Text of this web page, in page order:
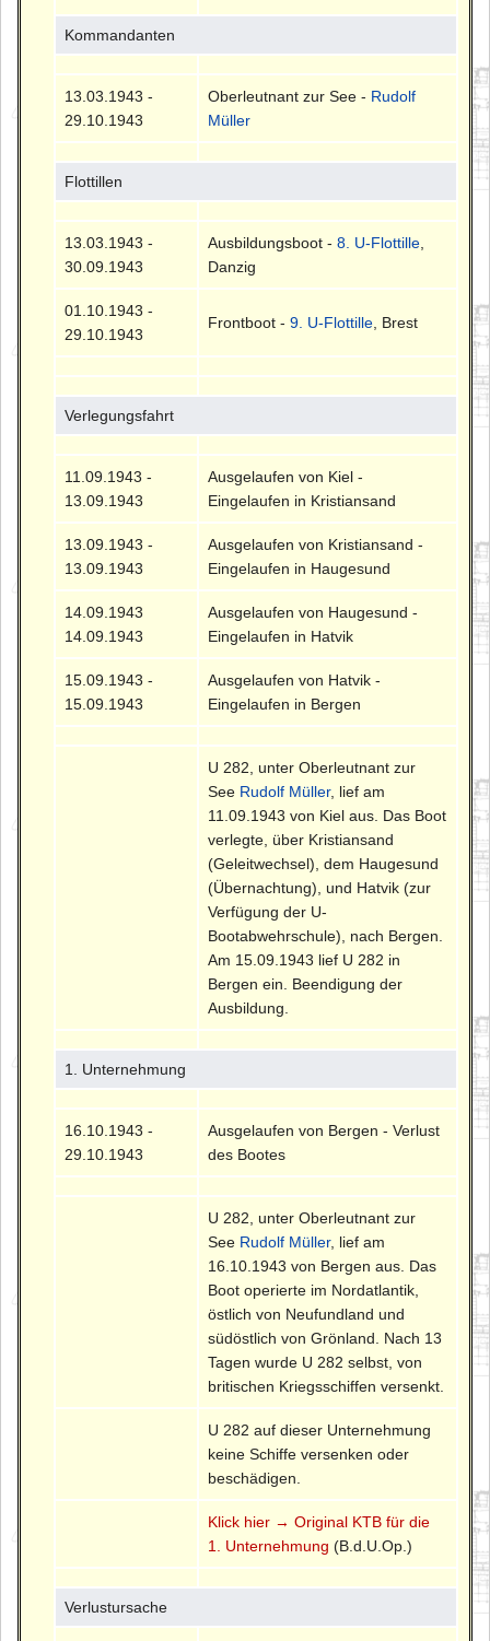
Kommandanten
13.03.1943 -
29.10.1943
Oberleutnant zur See - Rudolf
Müller
Flottillen
13.03.1943 -
30.09.1943
Ausbildungsboot -8. U-Flottille
Danzig
01.10.1943 -
29.10.1943
Frontboot -9. U-Flottille , Brest
Verlegungsfahrt
11.09.1943 -
13.09.1943
Ausgelaufen von Kiel -
Eingelaufen in Kristiansand
13.09.1943 -
13.09.1943
Ausgelaufen von Kristiansand -
Eingelaufen in Haugesund
14.09.1943
14.09.1943
Ausgelaufen von Haugesund -
Eingelaufen in Hatvik
15.09.1943 -
15.09.1943
Ausgelaufen von Hatvik -
Eingelaufen in Bergen
U 282, unter Oberleutnant zur
See Rudolf Müller, lief am
11.09.1943 von Kiel aus. Das Boot
verlegte, über Kristiansand
(Geleitwechsel), dem Haugesund
(Übernachtung), und Hatvik (zur
Verfügung der U-
Bootabwehrschule), nach Bergen.
Am 15.09.1943 lief U 282 in
Bergen ein. Beendigung der
Ausbildung.
1. Unternehmung
16.10.1943 -
29.10.1943
Ausgelaufen von Bergen - Verlust
des Bootes
U 282, unter Oberleutnant zur
See Rudolf Müller, lief am
16.10.1943 von Bergen aus. Das
Boot operierte im Nordatlantik,
östlich von Neufundland und
südöstlich von Grönland. Nach 13
Tagen wurde U 282 selbst, von
britischen Kriegsschiffen versenkt.
U 282 auf dieser Unternehmung
keine Schiffe versenken oder
beschädigen.
Klick hier → Original KTB für die
1. Unternehmung (B.d.U.Op.)
Verlustursache